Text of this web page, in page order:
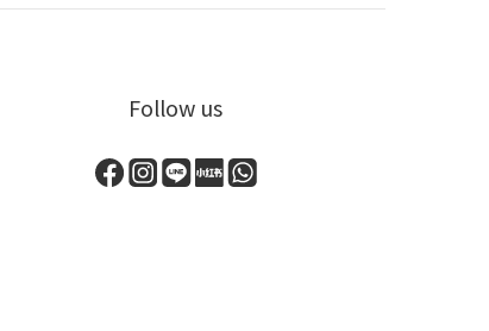
Follow us